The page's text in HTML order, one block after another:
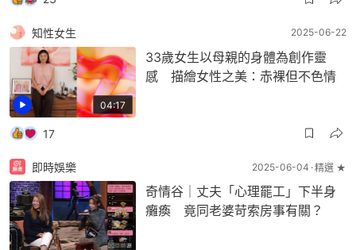
04:17
知性女生 2025-06-22
33歲女生以母親的身體為創作靈
感 描繪女性之美：赤裸但不色情
17
即時娛樂 2025-06-04 精選 ★
奇情谷｜丈夫「心理罷工」下半身
癱瘓 竟同老婆苛索房事有關？